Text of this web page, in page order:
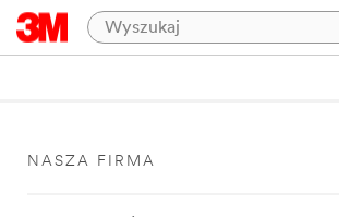
NASZA FIRMA